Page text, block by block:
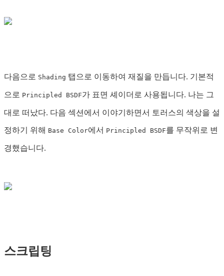
다음으로 Shading 탭으로 이동하여 재질을 만듭니다. 기본적
으로 Principled BSDF가 표면 셰이더로 사용됩니다. 나는 그
대로 떠났다. 다음 섹션에서 이야기하면서 토러스의 색상을 설
정하기 위해 Base Color에서 Principled BSDF를 무작위로 변
경했습니다.
스크립팅